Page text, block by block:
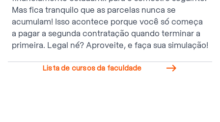
Mas fica tranquilo que as parcelas nunca se
acumulam! Isso acontece porque você só começa
a pagar a segunda contratação quando terminar a
primeira. Legal né? Aproveite, e faça sua simulação!
Lista de cursos da faculdade 